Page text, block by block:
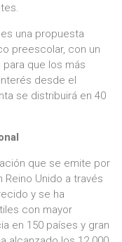
una propuesta
preescolar, con un
que los más
desde el
se distribuirá en 40
que se emite por
Unido a través
y se ha
con mayor
en 150 países y gran